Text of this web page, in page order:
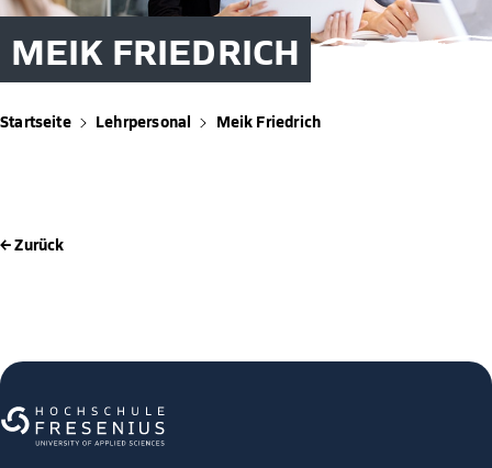
MEIK FRIEDRICH
Startseite Lehrpersonal Meik Friedrich
← Zurück